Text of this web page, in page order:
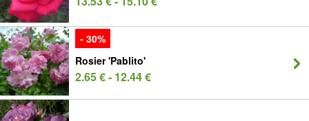
- 30%
Rosier 'Pablito'
2.65 € - 12.44 €